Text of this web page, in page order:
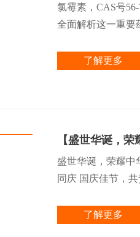
氯霉素，CAS号
全面解析这一重要
了解更多
【盛世华诞，
盛世华诞，荣耀中
同庆 国庆佳节，
了解更多